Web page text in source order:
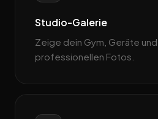
Studio-Galerie
Zeige dein Gym, Geräte
professionellen Fotos.